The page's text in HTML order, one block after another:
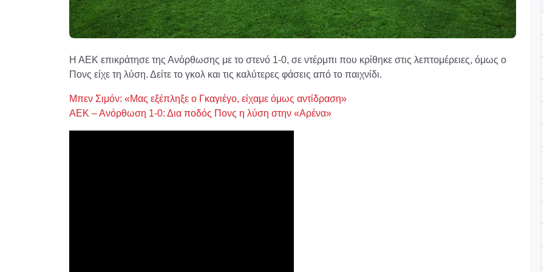
Η ΑΕΚ επικράτησε της Ανόρθωσης με το στενό 1-0, σε ντέρμπι που κρίθηκε στις λεπτομέρειες, όμως ο
Πονς είχε τη λύση. Δείτε το γκολ και τις καλύτερες φάσεις από το παιχνίδι.
Μπεν Σιμόν: «Μας εξέπληξε ο Γκαγιέγο, είχαμε όμως αντίδραση»
ΑΕΚ – Ανόρθωση 1-0: Δια ποδός Πονς η λύση στην «Αρένα»